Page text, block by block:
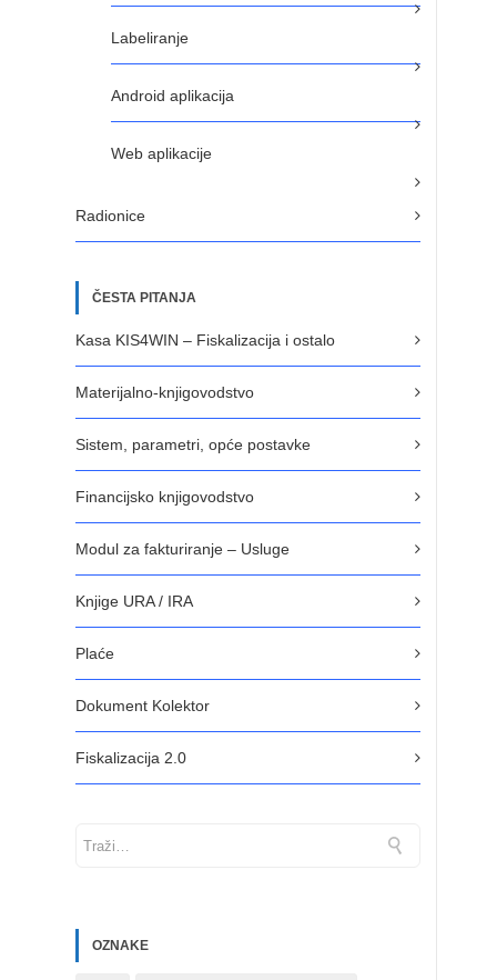
Labeliranje
Android aplikacija
Web aplikacije
Radionice
ČESTA PITANJA
Kasa KIS4WIN – Fiskalizacija i ostalo
Materijalno-knjigovodstvo
Sistem, parametri, opće postavke
Financijsko knjigovodstvo
Modul za fakturiranje – Usluge
Knjige URA / IRA
Plaće
Dokument Kolektor
Fiskalizacija 2.0
OZNAKE